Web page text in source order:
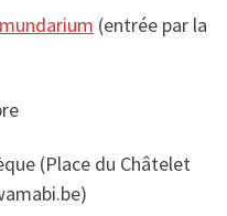
(entrée par la
(Place du Châtelet